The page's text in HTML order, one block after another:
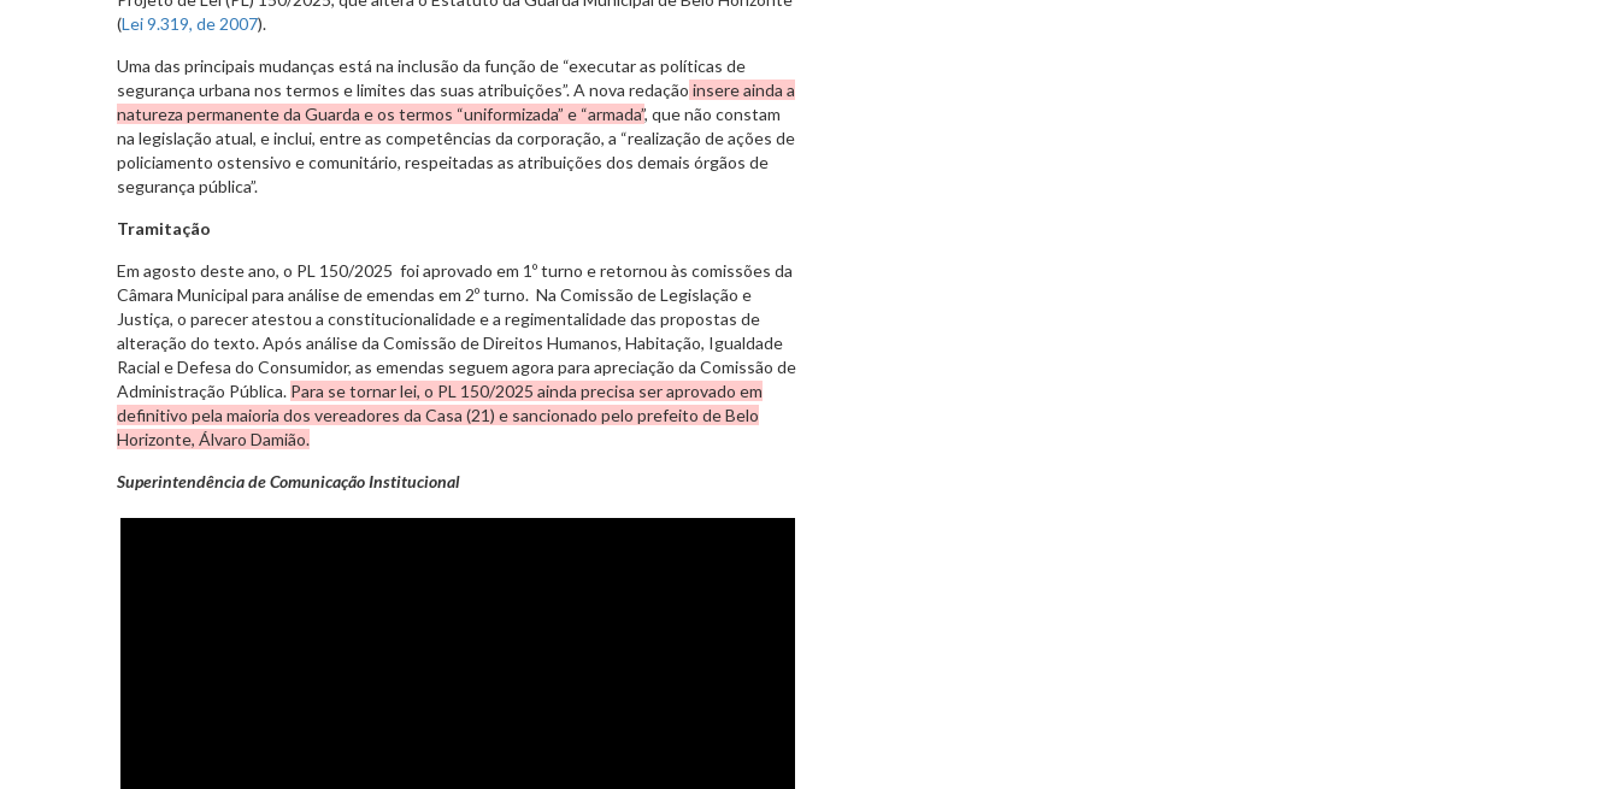
(Lei 9.319, de 2007).
Uma das principais mudanças está na inclusão da função de “executar as políticas de
segurança urbana nos termos e limites das suas atribuições”. A nova redação insere ainda a
natureza permanente da Guarda e os termos “uniformizada” e “armada”, que não constam
na legislação atual, e inclui, entre as competências da corporação, a “realização de ações de
policiamento ostensivo e comunitário, respeitadas as atribuições dos demais órgãos de
segurança pública”.
Tramitação
Em agosto deste ano, o PL 150/2025 foi aprovado em 1º turno e retornou às comissões da
Câmara Municipal para análise de emendas em 2º turno. Na Comissão de Legislação e
Justiça, o parecer atestou a constitucionalidade e a regimentalidade das propostas de
alteração do texto. Após análise da Comissão de Direitos Humanos, Habitação, Igualdade
Racial e Defesa do Consumidor, as emendas seguem agora para apreciação da Comissão de
Administração Pública. Para se tornar lei, o PL 150/2025 ainda precisa ser aprovado em
definitivo pela maioria dos vereadores da Casa (21) e sancionado pelo prefeito de Belo
Horizonte, Álvaro Damião.
Superintendência de Comunicação Institucional